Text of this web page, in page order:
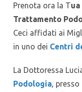
Prenota ora la T
Trattamento
Ceci affidati ai
in uno dei Centri
La Dottoressa
Podologia , presso